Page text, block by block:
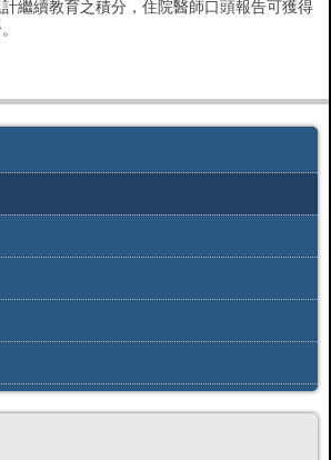
繼續教育之積分，住院醫師口頭報告可獲得